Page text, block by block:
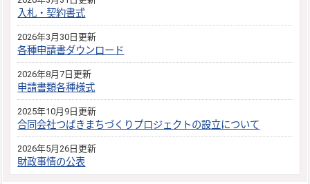
入札・契約書式
2026年3月30日更新
各種申請書ダウンロード
2026年8月7日更新
申請書類各種様式
2025年10月9日更新
合同会社つばきまちづくりプロジェクトの設立について
2026年5月26日更新
財政事情の公表